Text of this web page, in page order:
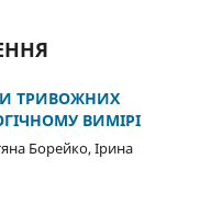
ТРИВОЖНИХ
ВИМІРІ
Борейко, Ірина